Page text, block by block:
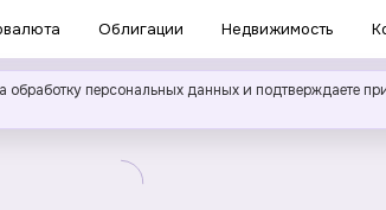
Облигации Недвижимость
обработку персональных данных и подтверждаете